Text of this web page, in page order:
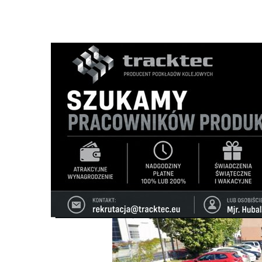
Ścieżka
nawigacyjna
Strona główna Wiadomości /Z życia miasta
Przetarg
Z ŻYCIA MIASTA 11/12/2025/ 0 Komentarzy
Przetarg na dokumentację do budowy